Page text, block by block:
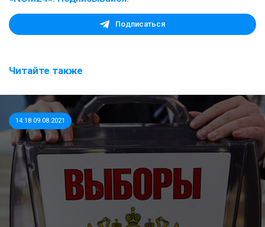
Подписаться
Читайте также
14:18 09.08.2021